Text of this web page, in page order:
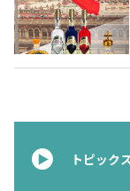
トピック